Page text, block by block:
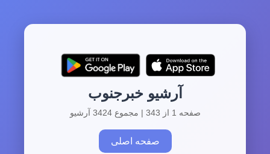
آرشیو خبرجنوب
صفحه 1 از 343 | مجموع 3424 آرشیو
صفحه اصلی